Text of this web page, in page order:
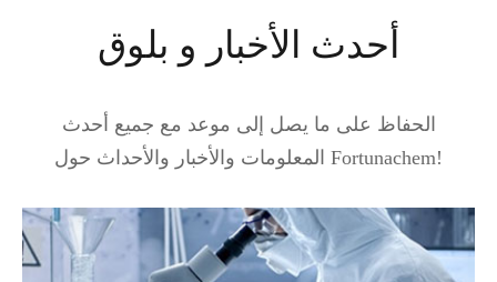
أحدث الأخبار و بلوق
الحفاظ على ما يصل إلى موعد مع جميع أحدث
المعلومات والأخبار والأحداث حول Fortunachem!